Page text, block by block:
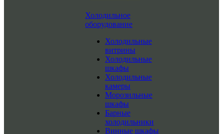
Холодильное
оборудование
Холодильные
витрины
Холодильные
шкафы
Холодильные
камеры
Морозильные
шкафы
Барные
холодильники
Винные шкафы